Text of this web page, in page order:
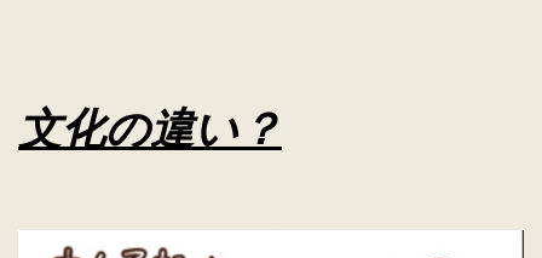
文化の違い？